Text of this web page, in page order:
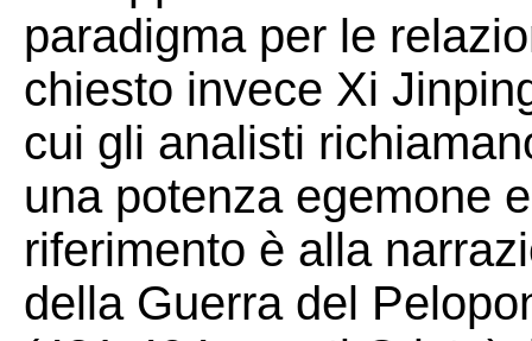
paradigma per le
chiesto invece Xi
cui gli analisti
una potenza egemone
riferimento è alla
della Guerra del